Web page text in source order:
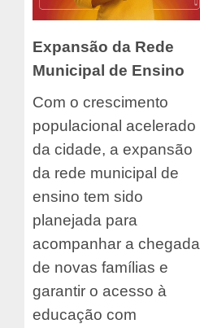
Expansão da Rede
Municipal de Ensino
Com o crescimento
populacional acelerado
da cidade, a expansão
da rede municipal de
ensino tem sido
planejada para
acompanhar a chegada
de novas famílias e
garantir o acesso à
educação com